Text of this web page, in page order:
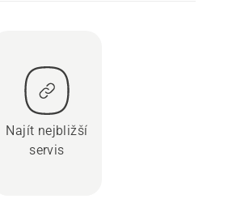
Najít nejbližší
servis